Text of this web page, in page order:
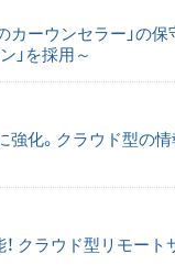
カーウンセラー」の
」を採用～
化。クラウド型の
クラウド型リモー